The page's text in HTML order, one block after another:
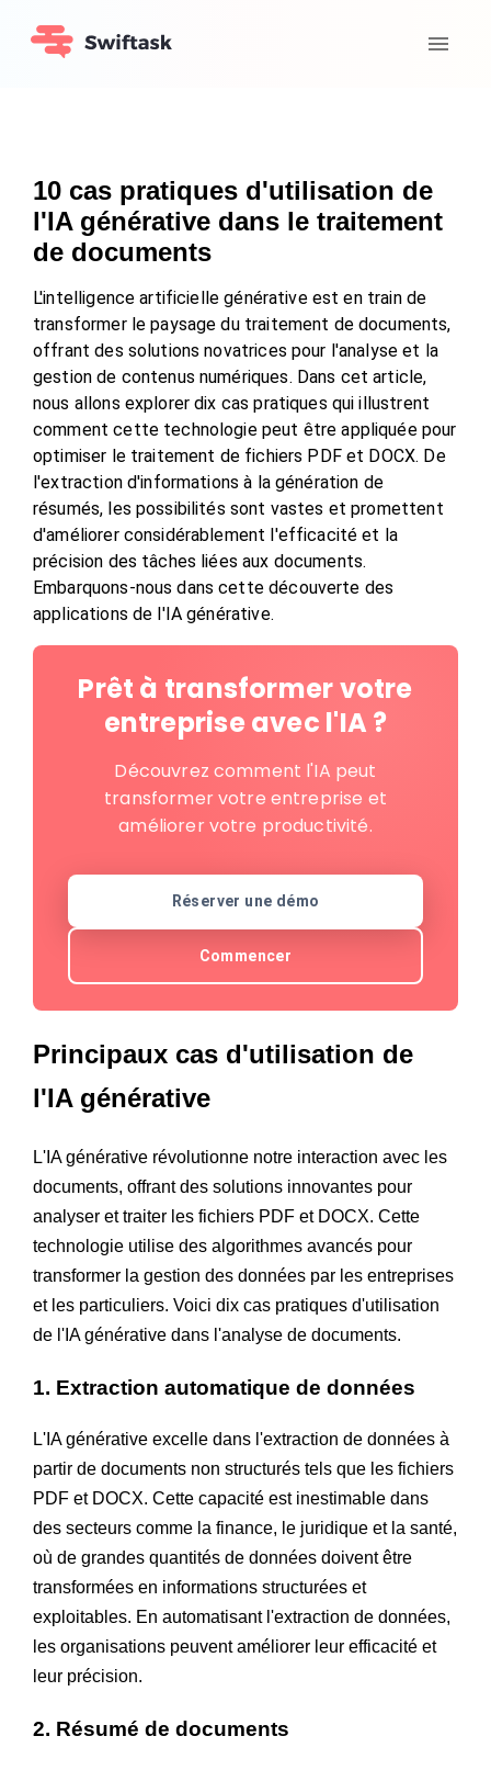
10 cas pratiques d'utilisation de
l'IA générative dans le traitement
de documents
L'intelligence artificielle générative est en train de
transformer le paysage du traitement de documents,
offrant des solutions novatrices pour l'analyse et la
gestion de contenus numériques. Dans cet article,
nous allons explorer dix cas pratiques qui illustrent
comment cette technologie peut être appliquée pour
optimiser le traitement de fichiers PDF et DOCX. De
l'extraction d'informations à la génération de
résumés, les possibilités sont vastes et promettent
d'améliorer considérablement l'efficacité et la
précision des tâches liées aux documents.
Embarquons-nous dans cette découverte des
applications de l'IA générative.
Prêt à transformer votre
entreprise avec l'IA ?
Découvrez comment l'IA peut
transformer votre entreprise et
améliorer votre productivité.
Réserver une démo
Commencer
Principaux cas d'utilisation de
l'IA générative
L'IA générative révolutionne notre interaction avec les
documents, offrant des solutions innovantes pour
analyser et traiter les fichiers PDF et DOCX. Cette
technologie utilise des algorithmes avancés pour
transformer la gestion des données par les entreprises
et les particuliers. Voici dix cas pratiques d'utilisation
de l'IA générative dans l'analyse de documents.
1. Extraction automatique de données
L'IA générative excelle dans l'extraction de données à
partir de documents non structurés tels que les fichiers
PDF et DOCX. Cette capacité est inestimable dans
des secteurs comme la finance, le juridique et la santé,
où de grandes quantités de données doivent être
transformées en informations structurées et
exploitables. En automatisant l'extraction de données,
les organisations peuvent améliorer leur efficacité et
leur précision.
2. Résumé de documents